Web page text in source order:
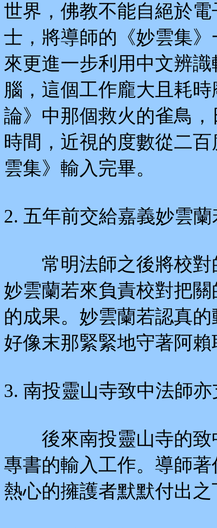
世界，佛教不能自絕於
士，將導師的《妙雲集
來更進一步利用中文辨
腦，這個工作龐大且耗
論》中那個救火的雀鳥
時間，近視的度數從二
雲集》輸入完畢。
2. 五年前交給嘉義妙雲
常明法師之後將校對
妙雲蘭若來負責校對把
的成果。妙雲蘭若認真
好像末那緊緊地守著阿
3. 南投靈山寺致中法師
後來南投靈山寺的致
專書的輸入工作。導師
熱心的擁護者默默付出